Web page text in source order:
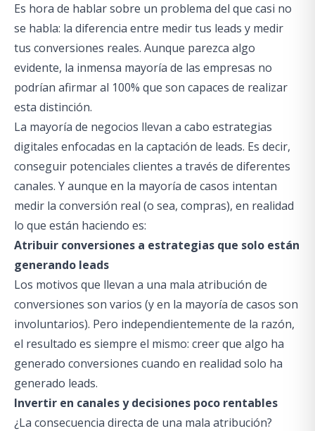
Es hora de hablar sobre un problema del que casi no
se habla: la diferencia entre medir tus leads y medir
tus conversiones reales. Aunque parezca algo
evidente, la inmensa mayoría de las empresas no
podrían afirmar al 100% que son capaces de realizar
esta distinción.
La mayoría de negocios llevan a cabo estrategias
digitales enfocadas en la captación de leads. Es decir,
conseguir potenciales clientes a través de diferentes
canales. Y aunque en la mayoría de casos intentan
medir la conversión real (o sea, compras), en realidad
lo que están haciendo es:
Atribuir conversiones a estrategias que solo están
generando leads
Los motivos que llevan a una mala atribución de
conversiones son varios (y en la mayoría de casos son
involuntarios). Pero independientemente de la razón,
el resultado es siempre el mismo: creer que algo ha
generado conversiones cuando en realidad solo ha
generado leads.
Invertir en canales y decisiones poco rentables
¿La consecuencia directa de una mala atribución?